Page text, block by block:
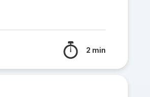
2 min